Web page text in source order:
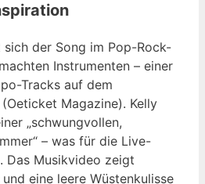
der Song im Pop-Rock-
Instrumenten – einer
Tracks auf dem
Magazine). Kelly
„schwungvollen,
– was für die Live-
Das Musikvideo zeigt
eine leere Wüstenkulisse